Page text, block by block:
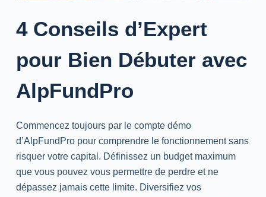
4 Conseils d’Expert
pour Bien Débuter avec
AlpFundPro
Commencez toujours par le compte démo
d’AlpFundPro pour comprendre le fonctionnement sans
risquer votre capital. Définissez un budget maximum
que vous pouvez vous permettre de perdre et ne
dépassez jamais cette limite. Diversifiez vos